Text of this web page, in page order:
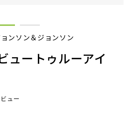
ンソン＆ジョンソン
ュートゥルーアイ
ビュー